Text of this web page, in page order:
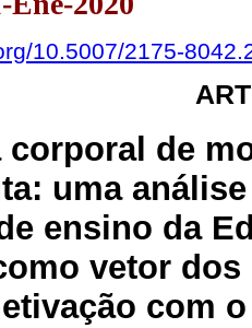
10.5007/2175-
corporal de
uma
ensino da
vetor
com